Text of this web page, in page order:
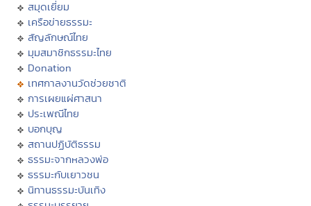
สมุดเยี่ยม
เครือข่ายธรรมะ
สัญลักษณ์ไทย
มุมสมาชิกธรรมะไทย
Donation
เทศกาลงานวัดช่วยชาติ
การเผยแผ่ศาสนา
ประเพณีไทย
บอกบุญ
สถานปฏิบัติธรรม
ธรรมะจากหลวงพ่อ
ธรรมะกับเยาวชน
นิทานธรรมะบันเทิง